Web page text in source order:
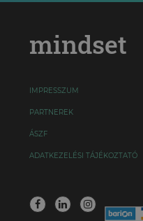
mindset
IMPRESSZUM
PARTNEREK
ÁSZF
ADATKEZELÉSI TÁJÉKOZTATÓ